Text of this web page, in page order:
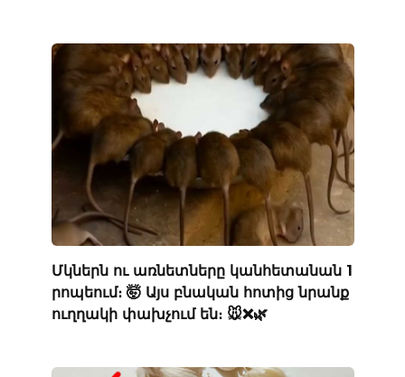
Մկներն ու առնետները կանհետանան 1
րոպեում։ 🤯 Այս բնական հոտից նրանք
ուղղակի փախչում են։ 🐭❌🌿